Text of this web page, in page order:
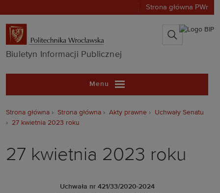
Strona główna PWr
Biuletyn
Biuletyn Informacji Publicznej
Menu
Strona główna Strona główna Akty prawne
Uchwały Senatu
27 kwietnia 2023 roku
27 kwietnia 2023 roku
Uchwała nr 421/33/2020-2024